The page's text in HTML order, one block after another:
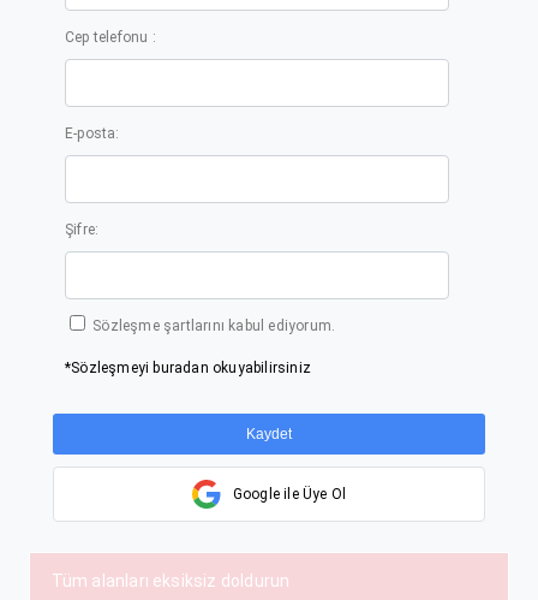
Cep telefonu :
E-posta:
Şifre:
Sözleşme şartlarını kabul ediyorum.
*Sözleşmeyi buradan okuyabilirsiniz
Kaydet
Google ile Üye Ol
Tüm alanları eksiksiz doldurun